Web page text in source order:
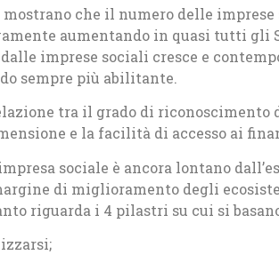
che il numero delle imprese
aumentando in quasi tutti gli
imprese sociali cresce e
sempre più abilitante.
tra il grado di riconoscimento
e la facilità di accesso ai
sociale è ancora lontano
di miglioramento degli
riguarda i 4 pilastri su cui si